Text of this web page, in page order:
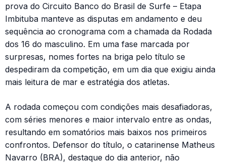
prova do Circuito Banco do Brasil de Surfe – Etapa
Imbituba manteve as disputas em andamento e deu
sequência ao cronograma com a chamada da Rodada
dos 16 do masculino. Em uma fase marcada por
surpresas, nomes fortes na briga pelo título se
despediram da competição, em um dia que exigiu ainda
mais leitura de mar e estratégia dos atletas.
A rodada começou com condições mais desafiadoras,
com séries menores e maior intervalo entre as ondas,
resultando em somatórios mais baixos nos primeiros
confrontos. Defensor do título, o catarinense Matheus
Navarro (BRA), destaque do dia anterior, não